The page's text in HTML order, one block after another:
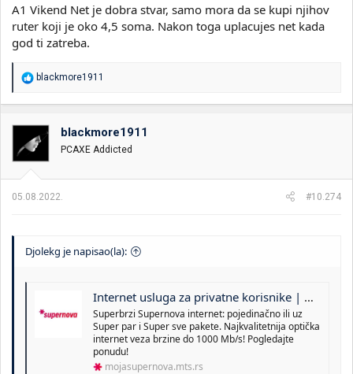
A1 Vikend Net je dobra stvar, samo mora da se kupi njihov
ruter koji je oko 4,5 soma. Nakon toga uplacujes net kada
god ti zatreba.
R
a
o
v
a
n
:
blackmore1911
blackmore1911
PCAXE Addicted
05.08.2022. #10.274
Djolekg je napisao(la):
Internet usluga za privatne korisnike | Moja Supernova
Superbrzi Supernova internet: pojedinačno ili uz
Super par i Super sve pakete. Najkvalitetnija optička
internet veza brzine do 1000 Mb/s! Pogledajte
ponudu!
mojasupernova.mts.rs